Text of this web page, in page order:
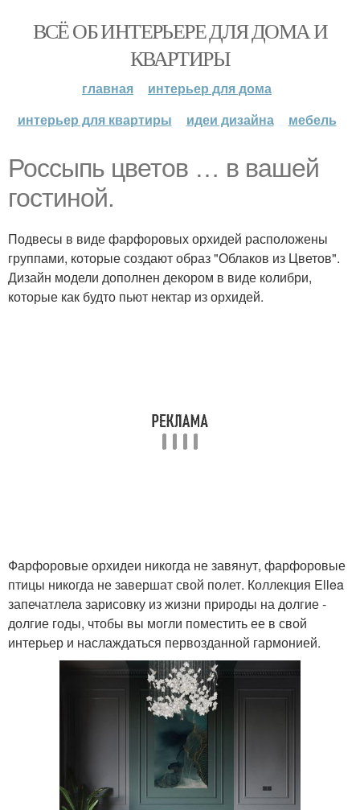
ВСЁ ОБ ИНТЕРЬЕРЕ ДЛЯ ДОМА И
КВАРТИРЫ
главная
интерьер для дома
интерьер для квартиры
идеи дизайна мебель
Россыпь цветов … в вашей
гостиной.
Подвесы в виде фарфоровых орхидей расположены
группами, которые создают образ "Облаков из Цветов".
Дизайн модели дополнен декором в виде колибри,
которые как будто пьют нектар из орхидей.
Фарфоровые орхидеи никогда не завянут, фарфоровые
птицы никогда не завершат свой полет. Коллекция Ellea
запечатлела зарисовку из жизни природы на долгие -
долгие годы, чтобы вы могли поместить ее в свой
интерьер и наслаждаться первозданной гармонией.